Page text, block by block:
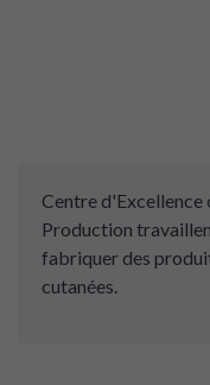
Centre
Production
fabriquer des
cutanées.